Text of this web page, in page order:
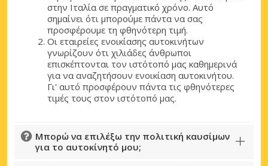
στην Ιταλία σε πραγματικό χρόνο. Αυτό
σημαίνει ότι μπορούμε πάντα να σας
προσφέρουμε τη φθηνότερη τιμή.
Οι εταιρείες ενοικίασης αυτοκινήτων
γνωρίζουν ότι χιλιάδες άνθρωποι
επισκέπτονται τον ιστότοπό μας καθημερινά
για να αναζητήσουν ενοικίαση αυτοκινήτου.
Γι' αυτό προσφέρουν πάντα τις φθηνότερες
τιμές τους στον ιστότοπό μας.
Μπορώ να επιλέξω την πολιτική καυσίμων
για το αυτοκίνητό μου;